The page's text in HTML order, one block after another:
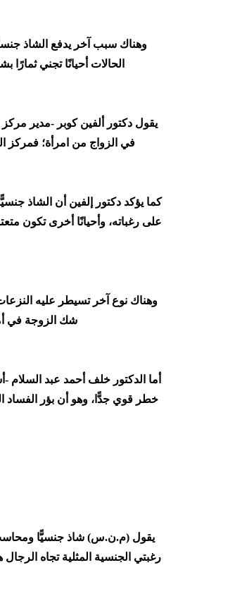
وهناك سبب آخر يدفع الشاذ
الحالات أحيانًا تجني
يقول دكتور ألفين كوبر -مدير
في الزواج من امرأة؛ فمركز
كما يؤكد دكتور إلفين أن الشاذ
على رغباته، وأحيانًا أخرى تكون
وهناك نوع آخر تسيطر عليه
شك الزوجة في
أما الدكتور خلف أحمد عبد السلام
خطر قوي جدًّا، وهو أن بؤر الفساد
يقول (م.ن.س) شاذ جنسيًّا ومحاسب
رغبتي الجنسية المثلية تجاه